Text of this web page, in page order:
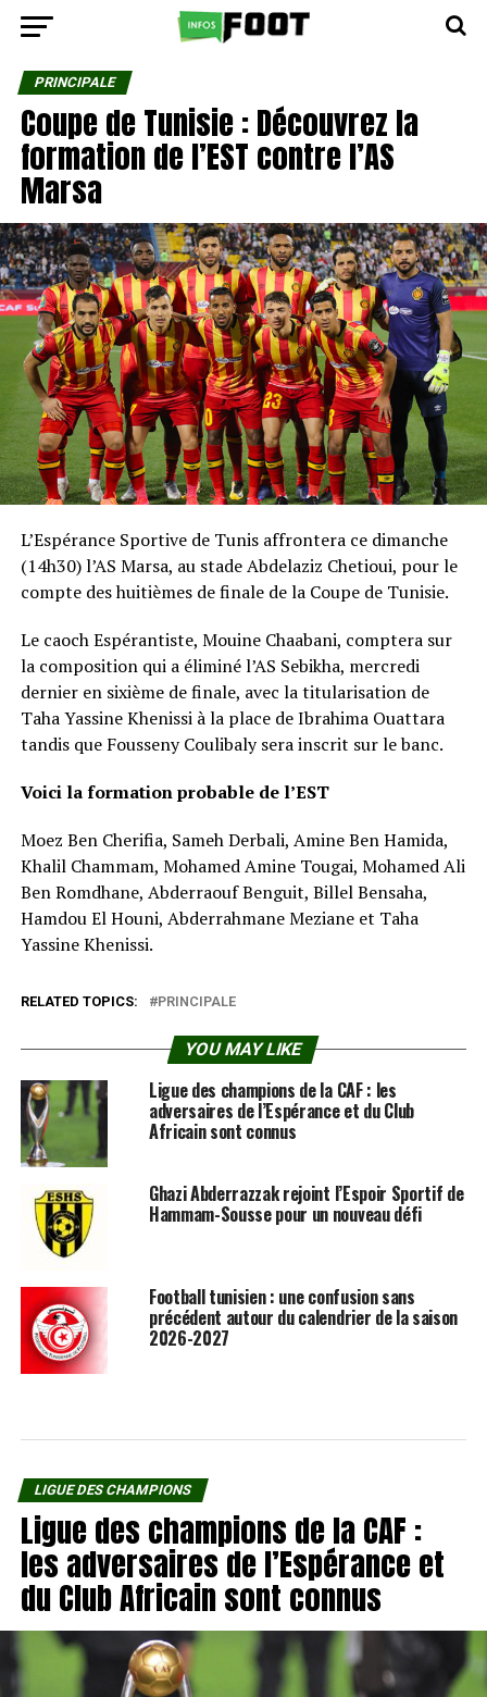
PRINCIPALE
Coupe de Tunisie : Découvrez la
formation de l’EST contre l’AS
Marsa
L’Espérance Sportive de Tunis affrontera ce dimanche
(14h30) l’AS Marsa, au stade Abdelaziz Chetioui, pour le
compte des huitièmes de finale de la Coupe de Tunisie.
Le caoch Espérantiste, Mouine Chaabani, comptera sur
la composition qui a éliminé l’AS Sebikha, mercredi
dernier en sixième de finale, avec la titularisation de
Taha Yassine Khenissi à la place de Ibrahima Ouattara
tandis que Fousseny Coulibaly sera inscrit sur le banc.
Voici la formation probable de l’EST
Moez Ben Cherifia, Sameh Derbali, Amine Ben Hamida,
Khalil Chammam, Mohamed Amine Tougai, Mohamed Ali
Ben Romdhane, Abderraouf Benguit, Billel Bensaha,
Hamdou El Houni, Abderrahmane Meziane et Taha
Yassine Khenissi.
RELATED TOPICS: PRINCIPALE
YOU MAY LIKE
Ligue des champions de la CAF : les
adversaires de l’Espérance et du Club
Africain sont connus
Ghazi Abderrazzak rejoint l’Espoir Sportif de
Hammam-Sousse pour un nouveau défi
Football tunisien : une confusion sans
précédent autour du calendrier de la saison
2026-2027
LIGUE DES CHAMPIONS
Ligue des champions de la CAF :
les adversaires de l’Espérance et
du Club Africain sont connus